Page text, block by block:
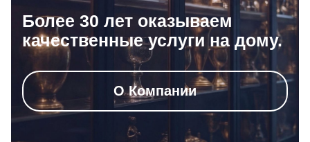
Более 30 лет оказываем
качественные услуги на дому.
О Компании